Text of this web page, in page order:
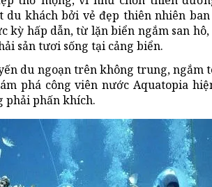
du khách bởi vẻ đẹp thiên nhiên
kỳ hấp dẫn, từ lặn biển ngắm san
sản tươi sống tại cảng biển.
du ngoạn trên không trung, ngắm
phá công viên nước Aquatopia
phải phấn khích.